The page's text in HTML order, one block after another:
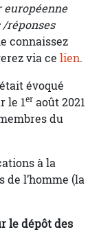
européenne
/réponses
connaissez
via ce lien.
évoqué
le 1er août 2021
du
à la
de l’homme (la
le dépôt des